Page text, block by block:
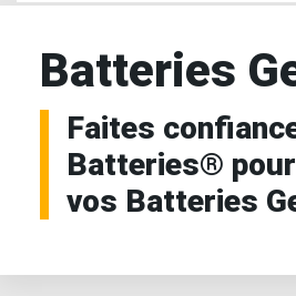
Batteries
Faites
Batteries®
vos Batteries